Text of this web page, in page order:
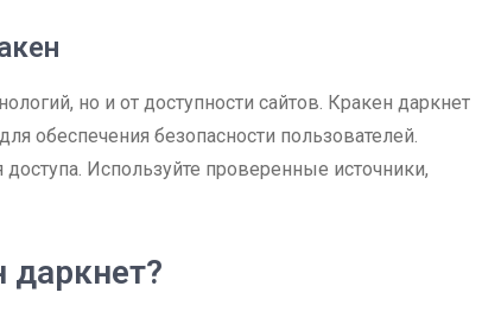
но и от доступности сайтов. Кракен даркнет
обеспечения безопасности пользователей.
Используйте проверенные источники,
даркнет?